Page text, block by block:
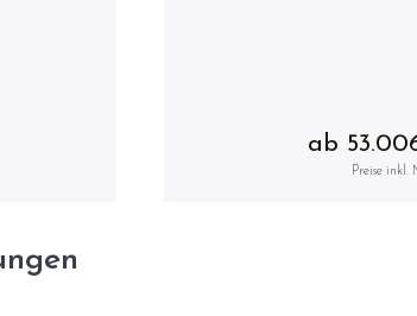
ab
Preise inkl.